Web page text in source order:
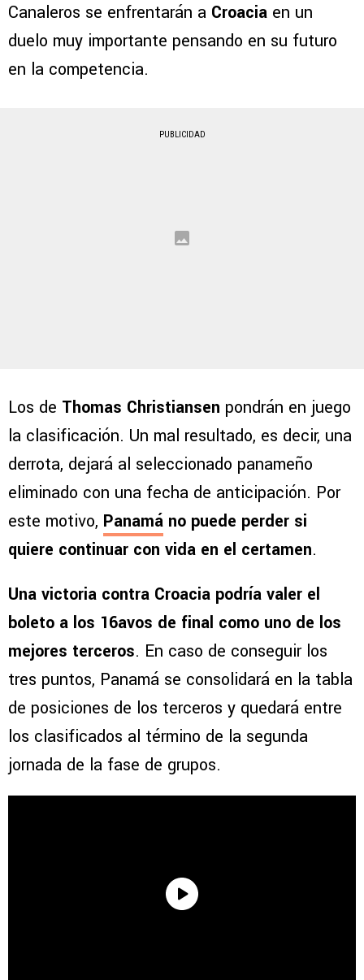
Canaleros se enfrentarán a Croacia en un
duelo muy importante pensando en su futuro
en la competencia.
PUBLICIDAD
Los de Thomas Christiansen pondrán en juego
la clasificación. Un mal resultado, es decir, una
derrota, dejará al seleccionado panameño
eliminado con una fecha de anticipación. Por
este motivo, Panamá no puede perder si
quiere continuar con vida en el certamen.
Una victoria contra Croacia podría valer el
boleto a los 16avos de final como uno de los
mejores terceros. En caso de conseguir los
tres puntos, Panamá se consolidará en la tabla
de posiciones de los terceros y quedará entre
los clasificados al término de la segunda
jornada de la fase de grupos.